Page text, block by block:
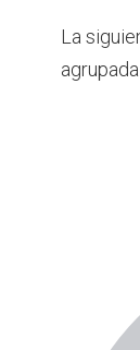
La